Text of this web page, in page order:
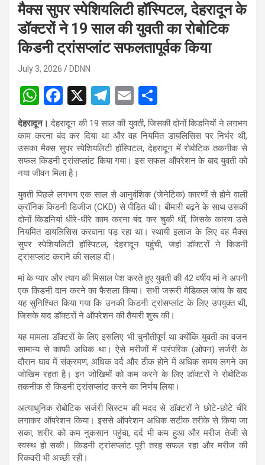
मैक्स सुपर स्पेशियलिटी हॉस्पिटल, देहरादून के
डॉक्टरों ने 19 साल की युवती का रोबोटिक
किडनी ट्रांसप्लांट सफलतापूर्वक किया
July 3, 2026 DDNN
W
h
at
s
A
p
p
F
a
ce
b
o
o
k
X
T
el
e
gr
a
m
E
m
ail
h
ar
e
देहरादून।देहरादून की 19 साल की युवती, जिसकी दोनों किडनियों ने लगभग
काम करना बंद कर दिया था और वह नियमित डायलिसिस पर निर्भर थी,
उसका मैक्स सुपर स्पेशियलिटी हॉस्पिटल, देहरादून में रोबोटिक तकनीक से
सफल किडनी ट्रांसप्लांट किया गया। इस सफल ऑपरेशन के बाद युवती को
नया जीवन मिला है।
युवती पिछले लगभग एक साल से आनुवंशिक (जेनेटिक) कारणों से होने वाली
क्रॉनिक किडनी डिजीज (CKD) से पीड़ित थी। बीमारी बढ़ने के साथ उसकी
दोनों किडनियां धीरे-धीरे काम करना बंद कर चुकी थीं, जिसके कारण उसे
नियमित डायलिसिस करवाना पड़ रहा था। स्थायी इलाज के लिए वह मैक्स
सुपर स्पेशियलिटी हॉस्पिटल, देहरादून पहुंची, जहां डॉक्टरों ने किडनी
ट्रांसप्लांट कराने की सलाह दी।
मां के प्यार और त्याग की मिसाल पेश करते हुए युवती की 42 वर्षीय मां ने अपनी
एक किडनी दान करने का फैसला किया। सभी जरूरी मेडिकल जांच के बाद
यह सुनिश्चित किया गया कि उनकी किडनी ट्रांसप्लांट के लिए उपयुक्त थी,
जिसके बाद डॉक्टरों ने ऑपरेशन की तैयारी शुरू की।
यह मामला डॉक्टरों के लिए इसलिए भी चुनौतीपूर्ण था क्योंकि युवती का वजन
सामान्य से काफी अधिक था। ऐसे मरीजों में पारंपरिक (ओपन) सर्जरी के
दौरान घाव में संक्रमण, अधिक दर्द और ठीक होने में अधिक समय लगने का
जोखिम रहता है। इन जोखिमों को कम करने के लिए डॉक्टरों ने रोबोटिक
तकनीक से किडनी ट्रांसप्लांट करने का निर्णय लिया।
अत्याधुनिक रोबोटिक सर्जरी सिस्टम की मदद से डॉक्टरों ने छोटे-छोटे चीरे
लगाकर ऑपरेशन किया। इससे ऑपरेशन अधिक सटीक तरीके से किया जा
सका, शरीर को कम नुकसान पहुंचा, दर्द भी कम हुआ और मरीज तेजी से
स्वस्थ हो सकी। किडनी ट्रांसप्लांट पूरी तरह सफल रहा और मरीज की
रिकवरी भी अच्छी रही।